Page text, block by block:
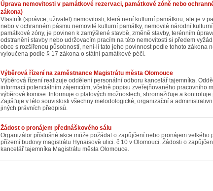
Úprava nemovitosti v památkové rezervaci, památkové zóně nebo
zákona)
Vlastník (správce, uživatel) nemovitosti, která není kulturní památkou, ale je v
nebo v ochranném pásmu nemovité kulturní památky, nemovité národní
památkové zóny, je povinen k zamýšlené stavbě, změně stavby, terénním
odstranění stavby nebo udržovacím pracím na této nemovitosti si předem
obce s rozšířenou působností, není-li tato jeho povinnost podle tohoto zákona
vyloučena podle § 17 zákona o státní památkové péči.
Výběrová řízení na zaměstnance Magistrátu města Olomouce
Výběrová řízení realizuje oddělení personální odboru kancelář tajemníka.
informací potenciálním zájemcům, včetně popisu zveřejňovaného pracovního
výběrové komise. Informuje o platových možnostech, shromažďuje a
Zajišťuje v této souvislosti všechny metodologické, organizační a
jiných právních předpisů.
Žádost o pronájem přednáškového sálu
Organizátor příslušné akce může požádat o zapůjčení nebo pronájem velkého
přízemí budovy magistrátu Hynaisově ulici. č 10 v Olomouci. Žádosti o
kancelář tajemníka Magistrátu města Olomouce.